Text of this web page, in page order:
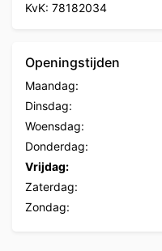
KvK: 78182034
Openingstijden
Maandag:
Dinsdag:
Woensdag:
Donderdag:
Vrijdag:
Zaterdag:
Zondag: